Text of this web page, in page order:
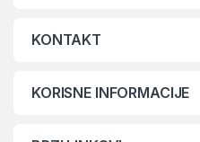
KONTAKT
KORISNE INFORMACIJE